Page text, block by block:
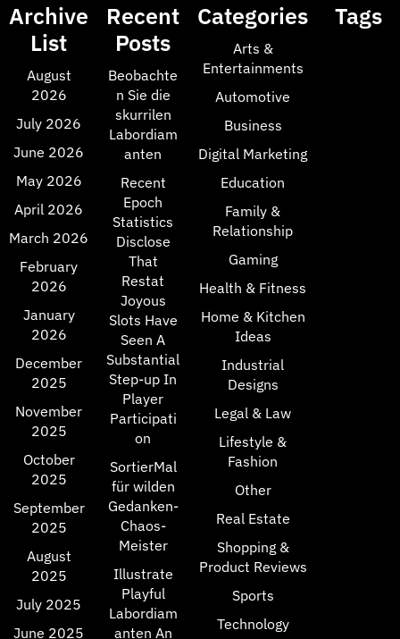
Archive
List
August
2026
July 2026
June 2026
May 2026
April 2026
March 2026
February
2026
January
2026
December
2025
November
2025
October
2025
September
2025
August
2025
July 2025
June 2025
Recent
Posts
Beobachte
n Sie die
skurrilen
Labordiam
anten
Recent
Epoch
Statistics
Disclose
That
Restat
Joyous
Slots Have
Seen A
Substantial
Step-up In
Player
Participati
on
SortierMal
für wilden
Gedanken-
Chaos-
Meister
Illustrate
Playful
Labordiam
anten An
Categories
Arts &
Entertainments
Automotive
Business
Digital Marketing
Education
Family &
Relationship
Gaming
Health & Fitness
Home & Kitchen
Ideas
Industrial
Designs
Legal & Law
Lifestyle &
Fashion
Other
Real Estate
Shopping &
Product Reviews
Sports
Technology
Tags